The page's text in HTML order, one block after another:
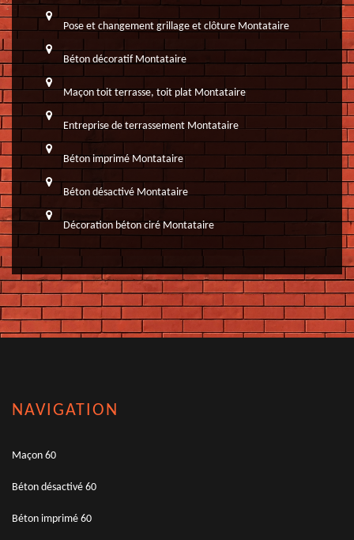
Pose et changement grillage et clôture Montataire
Béton décoratif Montataire
Maçon toit terrasse, toit plat Montataire
Entreprise de terrassement Montataire
Béton imprimé Montataire
Béton désactivé Montataire
Décoration béton ciré Montataire
NAVIGATION
Maçon 60
Béton désactivé 60
Béton imprimé 60